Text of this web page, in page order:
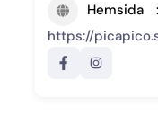
Hemsida
https://